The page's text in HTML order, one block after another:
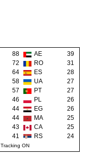
88 AE
39
72 RO
31
64 ES
28
58 UA
27
57 PT
27
46 PL
26
44 EG
26
44 MA
25
43 CA
25
41 RS 24
Tracking ON